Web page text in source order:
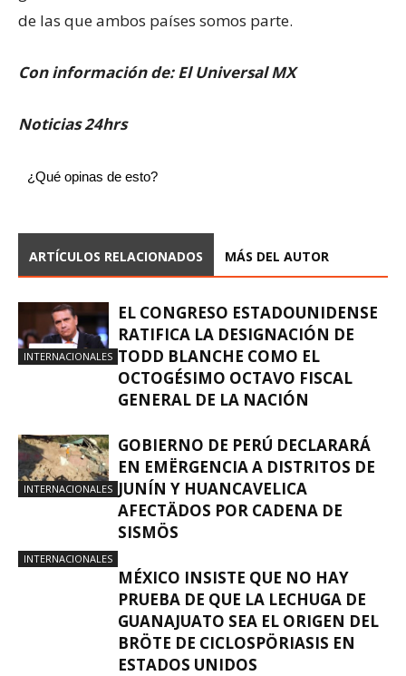
de las que ambos países somos parte.
Con información de: El Universal MX
Noticias 24hrs
¿Qué opinas de esto?
ARTÍCULOS RELACIONADOS MÁS DEL AUTOR
INTERNACIONALES
EL CONGRESO ESTADOUNIDENSE
RATIFICA LA DESIGNACIÓN DE
TODD BLANCHE COMO EL
OCTOGÉSIMO OCTAVO FISCAL
GENERAL DE LA NACIÓN
INTERNACIONALES
GOBIERNO DE PERÚ DECLARARÁ
EN EMËRGENCIA A DISTRITOS DE
JUNÍN Y HUANCAVELICA
AFECTÄDOS POR CADENA DE
SISMÖS
INTERNACIONALES
MÉXICO INSISTE QUE NO HAY
PRUEBA DE QUE LA LECHUGA DE
GUANAJUATO SEA EL ORIGEN DEL
BRÖTE DE CICLOSPÖRIASIS EN
ESTADOS UNIDOS